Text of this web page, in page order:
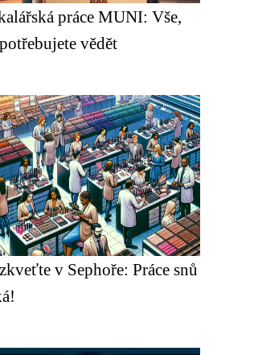
práce MUNI: Vše,
vědět
v Sephoře: Práce snů